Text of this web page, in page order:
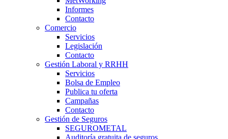
Informes
Contacto
Comercio
Servicios
Legislación
Contacto
Gestión Laboral y RRHH
Servicios
Bolsa de Empleo
Publica tu oferta
Campañas
Contacto
Gestión de Seguros
SEGUROMETAL
Auditoría gratuita de seguros